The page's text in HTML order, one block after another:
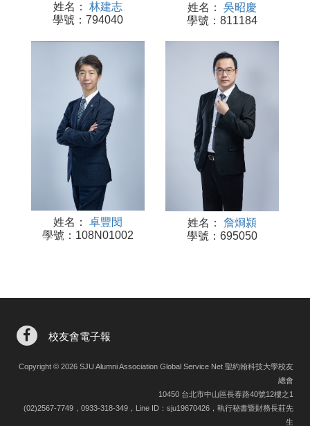
姓名：
林建志
學號：794040
姓名：
吳昭慶
學號：811184
姓名：
卓豐閔
學號：108N01002
姓名：
詹烱潁
學號：695050
校友會電子報
Copyright © 2026 SJU Alumni Association Global Service Net 聖約翰科技大學校友
總會
10450 台北市中山區長春路40號12樓之1
(02)2567-7749，0933-318-349，Line ID：sju19670426，執行秘書暨財務長莊先
生